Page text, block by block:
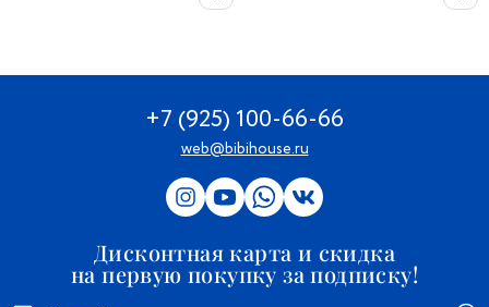
+7 (925) 100-66-66
web@bibihouse.ru
Дисконтная карта и скидка
на первую покупку за подписку!